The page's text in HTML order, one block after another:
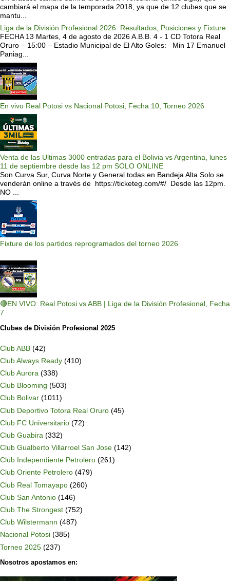
cambiará el mapa de la temporada 2018, ya que de 12 clubes que se
mantu...
Liga de la División Profesional 2026: Resultados, Posiciones y Fixture
FECHA 13 Martes, 4 de agosto de 2026 A.B.B. 4 - 1 CD Totora Real
Oruro – 15:00 – Estadio Municipal de El Alto Goles: Min 17 Emanuel
Paniag...
En vivo Real Potosi vs Nacional Potosi, Fecha 10, Torneo 2026
Venta de las Ultimas 3000 entradas para el Bolivia vs Argentina, lunes
11 de septiembre desde las 12 pm SOLO ONLINE
Son Curva Sur, Curva Norte y General todas en Bandeja Alta Solo se
venderán online a través de https://ticketeg.com/#/ Desde las 12pm.
NO ...
Fixture de los partidos reprogramados del torneo 2026
🔴EN VIVO: Real Potosi vs ABB | Liga de la División Profesional, Fecha
7
Clubes de División Profesional 2025
Club ABB (42)
Club Always Ready (410)
Club Aurora (338)
Club Blooming (503)
Club Bolivar (1011)
Club Deportivo Totora Real Oruro (45)
Club FC Universitario (72)
Club Guabira (332)
Club Gualberto Villarroel San Jose (142)
Club Independiente Petrolero (261)
Club Oriente Petrolero (479)
Club Real Tomayapo (260)
Club San Antonio (146)
Club The Strongest (752)
Club Wilstermann (487)
Nacional Potosi (385)
Torneo 2025 (237)
Nosotros apostamos en: